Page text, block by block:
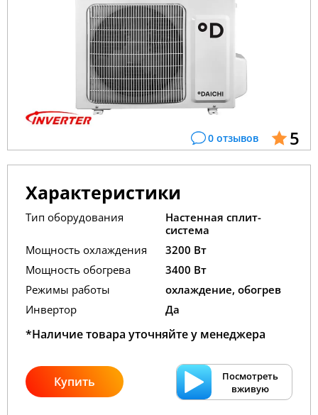
0 отзывов 5
Характеристики
Тип оборудования
Настенная сплит-
система
Мощность охлаждения
3200 Вт
Мощность обогрева
3400 Вт
Режимы работы
охлаждение, обогрев
Инвертор
Да
*Наличие товара уточняйте у менеджера
Купить
Посмотреть
вживую